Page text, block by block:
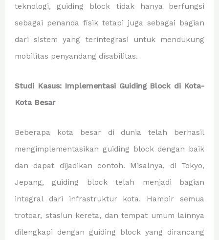
teknologi, guiding block tidak hanya berfungsi
sebagai penanda fisik tetapi juga sebagai bagian
dari sistem yang terintegrasi untuk mendukung
mobilitas penyandang disabilitas.
Studi Kasus: Implementasi Guiding Block di Kota-
Kota Besar
Beberapa kota besar di dunia telah berhasil
mengimplementasikan guiding block dengan baik
dan dapat dijadikan contoh. Misalnya, di Tokyo,
Jepang, guiding block telah menjadi bagian
integral dari infrastruktur kota. Hampir semua
trotoar, stasiun kereta, dan tempat umum lainnya
dilengkapi dengan guiding block yang dirancang